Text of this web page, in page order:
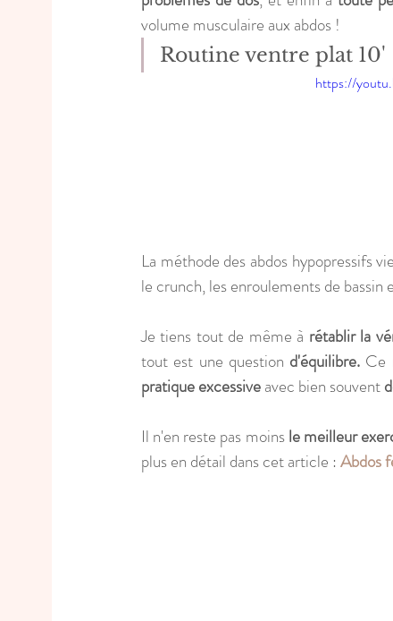
volume musculaire aux abdos !
Routine ventre plat 10'
https://
La méthode des abdos hypopressifs
le crunch, les enroulements de
Je tiens tout de même à rétablir la
tout est une question d'équilibre. Ce
pratique excessive avec bien souvent
Il n'en reste pas moins le meilleur
plus en détail dans cet article : Abdos